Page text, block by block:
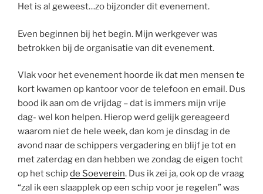
Het is al geweest…zo bijzonder dit evenement.
Even beginnen bij het begin. Mijn werkgever was
betrokken bij de organisatie van dit evenement.
Vlak voor het evenement hoorde ik dat men mensen te
kort kwamen op kantoor voor de telefoon en email. Dus
bood ik aan om de vrijdag – dat is immers mijn vrije
dag- wel kon helpen. Hierop werd gelijk gereageerd
waarom niet de hele week, dan kom je dinsdag in de
avond naar de schippers vergadering en blijf je tot en
met zaterdag en dan hebben we zondag de eigen tocht
op het schipde Soeverein. Dus ik zei ja, ook op de vraag
“zal ik een slaapplek op een schip voor je regelen” was